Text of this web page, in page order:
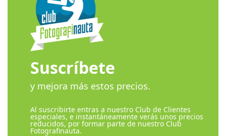
Suscríbete
y mejora más estos precios.
Al suscribirte entras a nuestro Club de Clientes
especiales, e instantáneamente verás unos precios
reducidos, por formar parte de nuestro Club
Fotografinauta.